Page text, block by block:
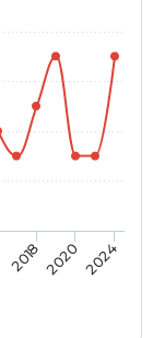
2018 2020 2024